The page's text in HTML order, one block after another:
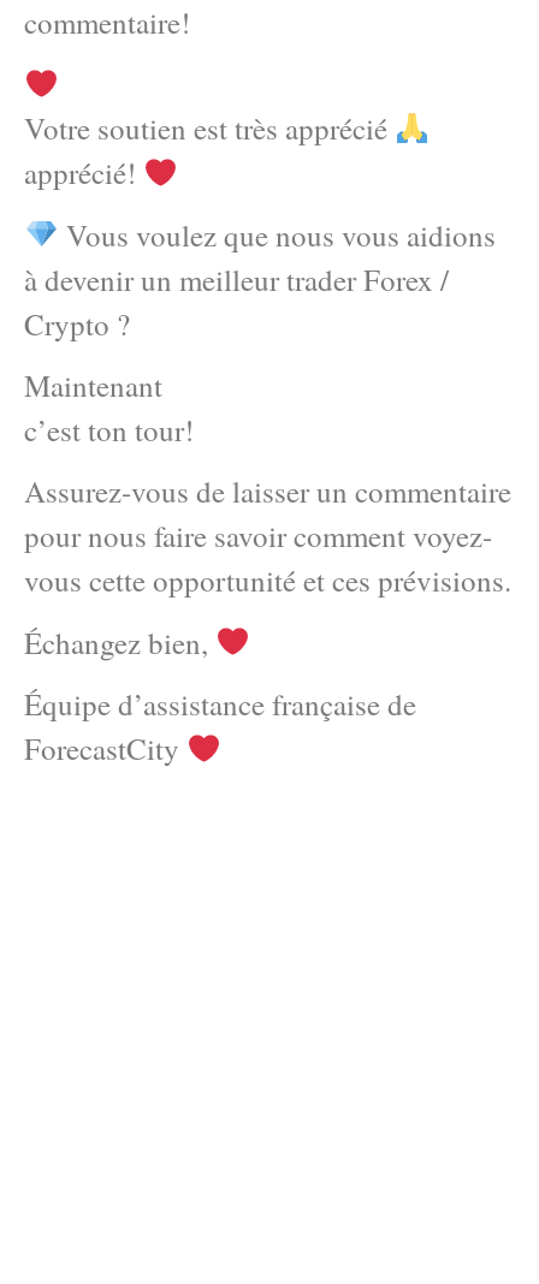
commentaire!
Votre soutien est très apprécié
apprécié!
Vous voulez que nous vous aidions
à devenir un meilleur trader Forex /
Crypto ?
Maintenant
c’est ton tour!
Assurez-vous de laisser un commentaire
pour nous faire savoir comment voyez-
vous cette opportunité et ces prévisions.
Échangez bien,
Équipe d’assistance française de
ForecastCity